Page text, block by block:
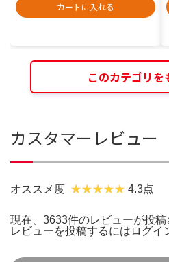
カートに入れる
このカテゴリを
カスタマーレビュー
オススメ度 4.3点
現在、3633件のレビューが投稿
レビューを投稿するには ログイ